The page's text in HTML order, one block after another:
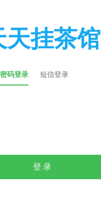
天挂茶馆
密码登录 短信登录
登 录